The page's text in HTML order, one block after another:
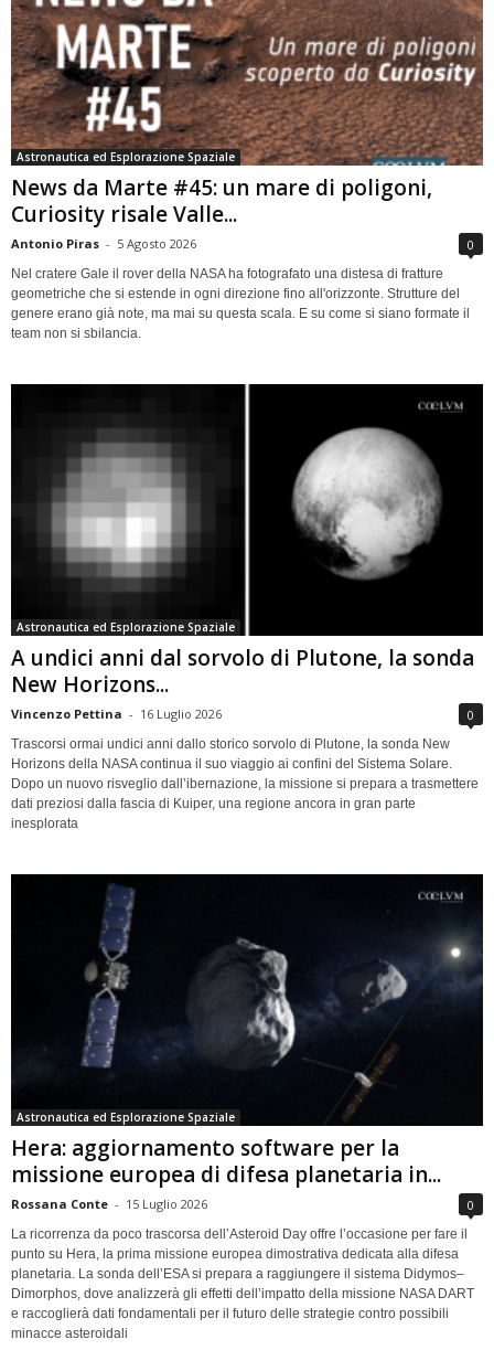
Astronautica ed Esplorazione Spaziale
News da Marte #45: un mare di poligoni,
Curiosity risale Valle...
Antonio Piras - 5 Agosto 2026 0
Nel cratere Gale il rover della NASA ha fotografato una distesa di fratture
geometriche che si estende in ogni direzione fino all'orizzonte. Strutture del
genere erano già note, ma mai su questa scala. E su come si siano formate il
team non si sbilancia.
Astronautica ed Esplorazione Spaziale
A undici anni dal sorvolo di Plutone, la sonda
New Horizons...
Vincenzo Pettina - 16 Luglio 2026 0
Trascorsi ormai undici anni dallo storico sorvolo di Plutone, la sonda New
Horizons della NASA continua il suo viaggio ai confini del Sistema Solare.
Dopo un nuovo risveglio dall’ibernazione, la missione si prepara a trasmettere
dati preziosi dalla fascia di Kuiper, una regione ancora in gran parte
inesplorata
Astronautica ed Esplorazione Spaziale
Hera: aggiornamento software per la
missione europea di difesa planetaria in...
Rossana Conte - 15 Luglio 2026 0
La ricorrenza da poco trascorsa dell’Asteroid Day offre l’occasione per fare il
punto su Hera, la prima missione europea dimostrativa dedicata alla difesa
planetaria. La sonda dell’ESA si prepara a raggiungere il sistema Didymos–
Dimorphos, dove analizzerà gli effetti dell’impatto della missione NASA DART
e raccoglierà dati fondamentali per il futuro delle strategie contro possibili
minacce asteroidali